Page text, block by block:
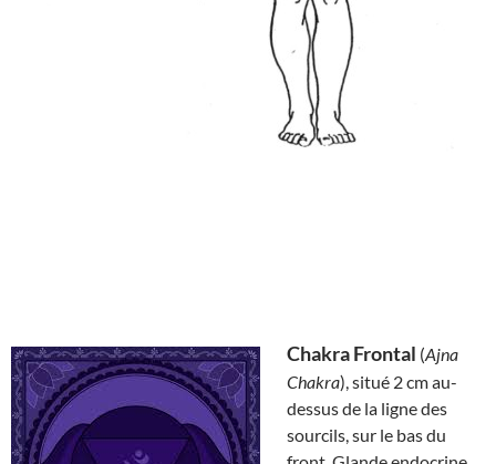
Chakra Frontal (Ajna
Chakra), situé 2 cm au-
dessus de la ligne des
sourcils, sur le bas du